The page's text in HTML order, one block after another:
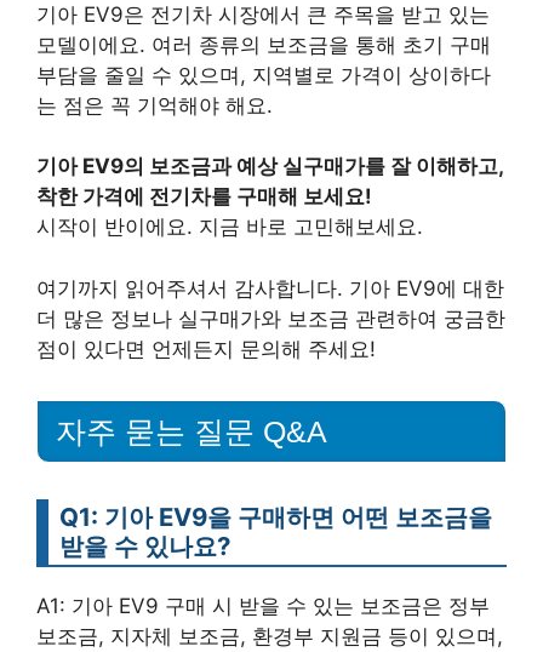
기아 EV9은 전기차 시장에서 큰 주목을 받고 있는
모델이에요. 여러 종류의 보조금을 통해 초기 구매
부담을 줄일 수 있으며, 지역별로 가격이 상이하다
는 점은 꼭 기억해야 해요.
기아 EV9의 보조금과 예상 실구매가를 잘 이해하고,
착한 가격에 전기차를 구매해 보세요!
시작이 반이에요. 지금 바로 고민해보세요.
여기까지 읽어주셔서 감사합니다. 기아 EV9에 대한
더 많은 정보나 실구매가와 보조금 관련하여 궁금한
점이 있다면 언제든지 문의해 주세요!
자주 묻는 질문 Q&A
Q1: 기아 EV9을 구매하면 어떤 보조금을
받을 수 있나요?
A1: 기아 EV9 구매 시 받을 수 있는 보조금은 정부
보조금, 지자체 보조금, 환경부 지원금 등이 있으며,